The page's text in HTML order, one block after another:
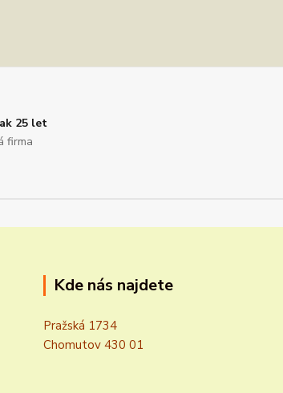
25 let
firma
Kde nás najdete
Pražská 1734
Chomutov 430 01